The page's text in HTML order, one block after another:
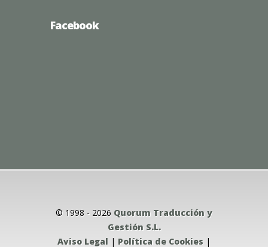
Facebook
© 1998 - 2026 Quorum Traducción y
Gestión S.L.
Aviso Legal | Política de Cookies |